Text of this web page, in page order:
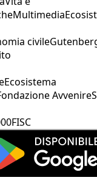
Multimedia
civile
Ecosistema
Avvenire
FISC